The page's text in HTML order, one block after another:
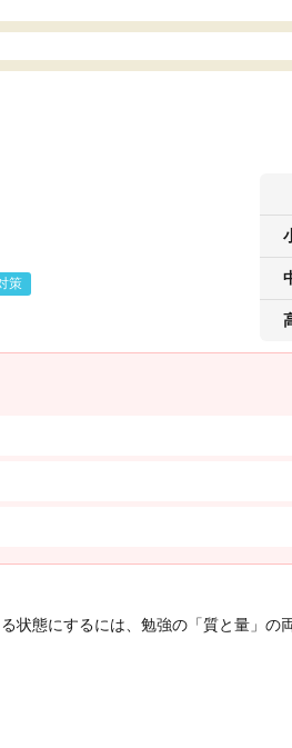
策
態にするには、勉強の「質と量」の